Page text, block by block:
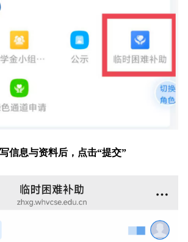
信息与资料后，点击“提交”